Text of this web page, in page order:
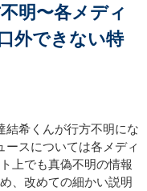
明〜各メディ
外できない特
結希くんが行方不明にな
ースについては各メディ
上でも真偽不明の情報
、改めての細かい説明